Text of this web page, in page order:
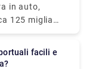
in auto,
125 miglia
raggiungere
di